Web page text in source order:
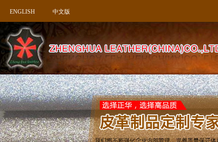
ENGLISH 中文版